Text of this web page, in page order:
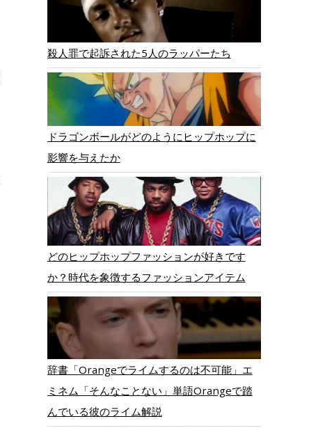
殺人罪で起訴された5人のラッパーたち
ドラゴンボールがどのようにヒップホップに
影響を与えたか
どのヒップホップファッションが好きです
か？時代を象徴するファッションアイテム
辞書「Orangeでライムするのは不可能」エ
ミネム「そんなことない」単語Orangeで踏
んでいる彼のライム解説